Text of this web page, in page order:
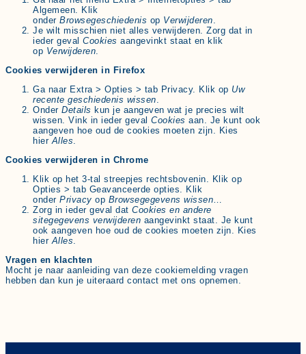
Algemeen. Klik
onder Browsegeschiedenis op Verwijderen.
Je wilt misschien niet alles verwijderen. Zorg dat in
ieder geval Cookies aangevinkt staat en klik
op Verwijderen.
Cookies verwijderen in Firefox
Ga naar Extra > Opties > tab Privacy. Klik op Uw
recente geschiedenis wissen.
Onder Details kun je aangeven wat je precies wilt
wissen. Vink in ieder geval Cookies aan. Je kunt ook
aangeven hoe oud de cookies moeten zijn. Kies
hierAlles.
Cookies verwijderen in Chrome
Klik op het 3-tal streepjes rechtsbovenin. Klik op
Opties > tab Geavanceerde opties. Klik
onder Privacy op Browsegegevens wissen…
Zorg in ieder geval dat Cookies en andere
sitegegevens verwijderen aangevinkt staat. Je kunt
ook aangeven hoe oud de cookies moeten zijn. Kies
hierAlles.
Vragen en klachten
Mocht je naar aanleiding van deze cookiemelding vragen
hebben dan kun je uiteraard contact met ons opnemen.